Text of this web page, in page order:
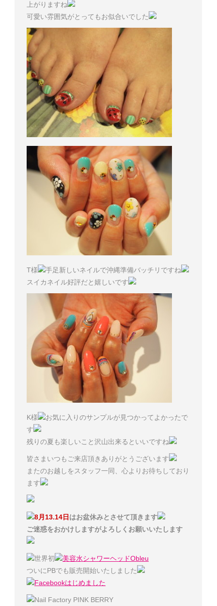
上がりますね
可愛い雰囲気がとってもお似合いでした
T様
手足新しいネイルで沖縄準備バッチリですね
スイカネイル好評だと嬉しいです
K様
お気に入りのサンプルが見つかってよかったで
す
残りの夏も楽しいこと沢山出来るといいですね
皆さまいつもご来店頂きありがとうございます
またのお越しをスタッフ一同、心よりお待ちしており
ます
8月13.14日 はお盆休みとさせて頂きます
ご迷惑をおかけしますがよろしくお願いいたします
世界初
美容水シャワーヘッドObleu
ついにPBでも販売開始いたしました
Facebookはじめました
Nail Factory PINK BERRY